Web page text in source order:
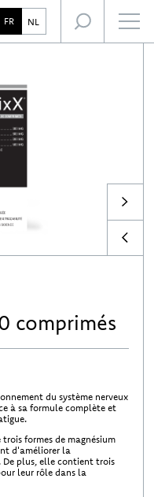
de santé
FR NL
comprimés
du système nerveux
à sa formule complète et
formes de magnésium
d'améliorer la
plus, elle contient trois
leur rôle dans la